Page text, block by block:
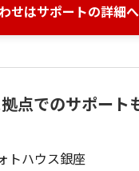
せはサポートの詳細へ
点でのサポート
トハウス銀座